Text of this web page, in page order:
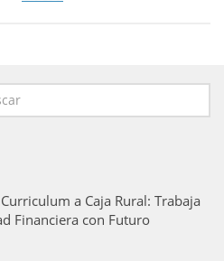
a Caja Rural: Trabaja
Financiera con Futuro